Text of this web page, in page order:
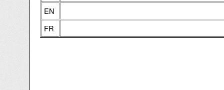
EN
FR